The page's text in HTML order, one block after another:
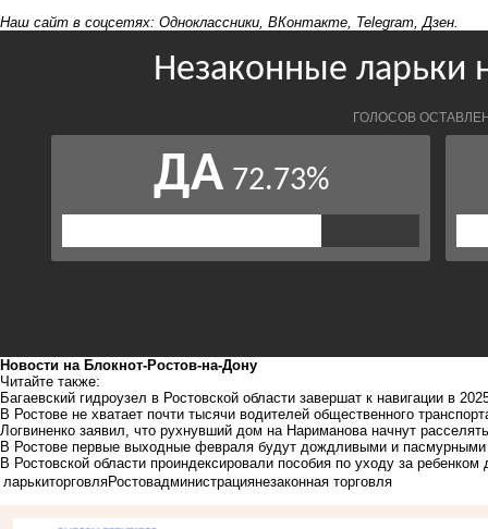
Наш сайт в соцсетях: Одноклассники, ВКонтакте, Telegram,Дзен.
Новости на Блoкнoт-Ростов-на-Дону
Читайте также:
Багаевский гидроузел в Ростовской области завершат к навигации в
В Ростове не хватает почти тысячи водителей общественного
Логвиненко заявил, что рухнувший дом на Нариманова начнут
В Ростове первые выходные февраля будут дождливыми и пасмурными
В Ростовской области проиндексировали пособия по уходу за
ларькиторговляРостовадминистрациянезаконная торговля